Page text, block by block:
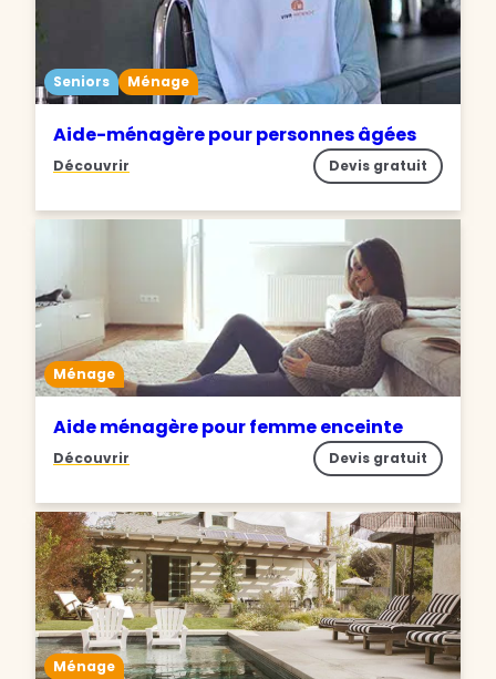
Seniors Ménage
Aide-ménagère pour personnes âgées
Découvrir Devis gratuit
Ménage
Aide ménagère pour femme enceinte
Découvrir Devis gratuit
Ménage